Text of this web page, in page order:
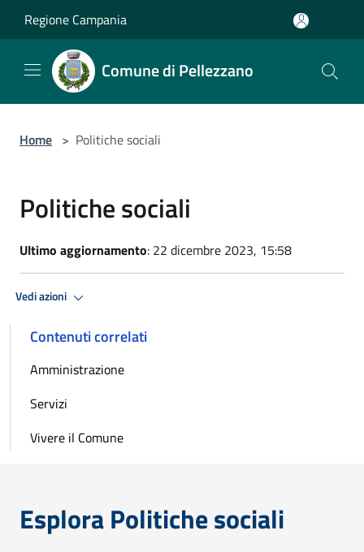
Regione Campania
Comune di Pellezzano
Home > Politiche sociali
Politiche sociali
Ultimo aggiornamento: 22 dicembre 2023, 15:58
Vedi azioni
Contenuti correlati
Amministrazione
Servizi
Vivere il Comune
Esplora Politiche sociali